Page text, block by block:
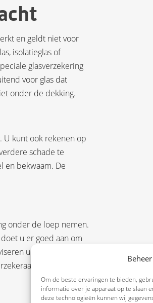
Om de beste ervaringen te bieden,
informatie over je apparaat op te slaan
deze technologieën kunnen wij
en geldt niet voor
isolatieglas of
glasverzekering
voor glas dat
onder de dekking.
U kunt ook rekenen op
schade te
en bekwaam. De
onder de loep nemen.
u er goed aan om
u graag over de
u het beste uit